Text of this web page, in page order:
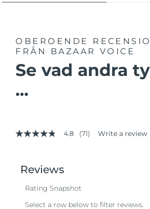
OBEROENDE
FRÅN BAZAAR VOICE
Se vad andra
...
4.8
stars,
average
value.
4.8 (71) Write a review